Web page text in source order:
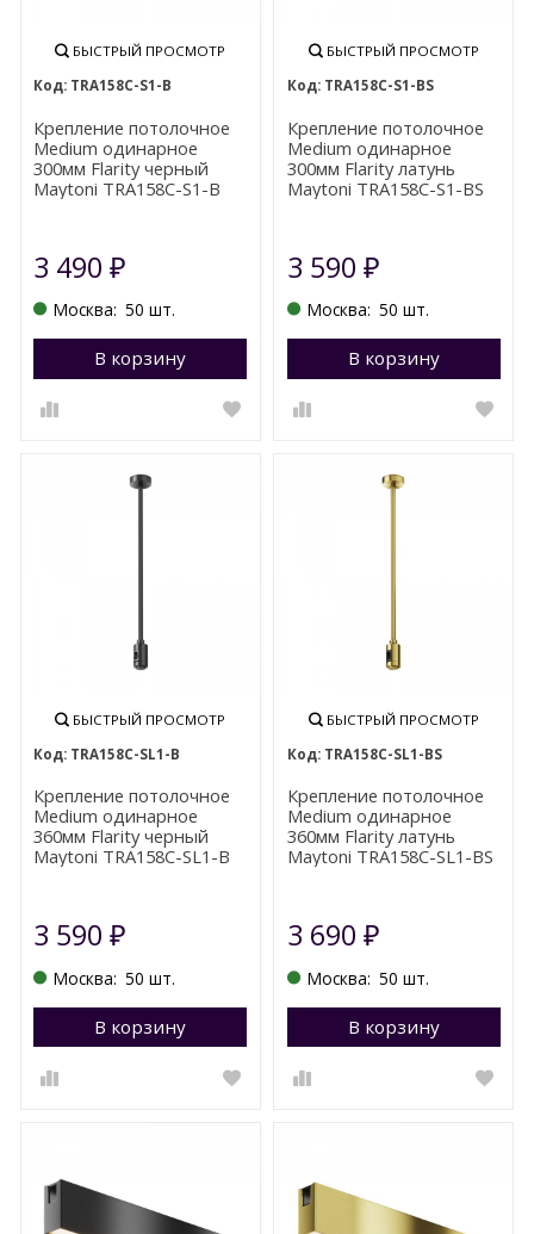
БЫСТРЫЙ ПРОСМОТР
TRA158С-S1-B
Крепление потолочное
Medium одинарное
300мм Flarity черный
Maytoni TRA158С-S1-B
3 490₽
Москва: 50 шт.
В корзину Перейти в корзину
БЫСТРЫЙ ПРОСМОТР
TRA158С-S1-BS
Крепление потолочное
Medium одинарное
300мм Flarity латунь
Maytoni TRA158С-S1-BS
3 590 ₽
Москва: 50 шт.
В корзину
БЫСТРЫЙ ПРОСМОТР
TRA158С-SL1-B
Крепление потолочное
Medium одинарное
360мм Flarity черный
Maytoni TRA158С-SL1-B
3 590₽
Москва: 50 шт.
В корзину Перейти в корзину
БЫСТРЫЙ ПРОСМОТР
TRA158С-SL1-BS
Крепление потолочное
Medium одинарное
360мм Flarity латунь
Maytoni TRA158С-SL1-BS
3 690 ₽
Москва: 50 шт.
В корзину